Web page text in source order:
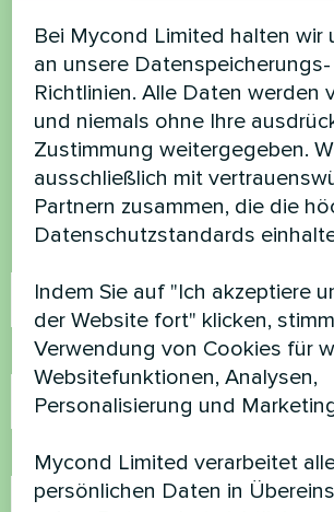
Möchten Sie
haben Sie Fragen?
Kontaktieren Sie uns und wir
helfen
Rufnummer
E-Mail
Bei Mycond Limited halten wir
an unsere
Richtlinien. Alle Daten werden
und niemals ohne Ihre
Zustimmung weitergegeben.
ausschließlich mit
Partnern zusammen, die die
Datenschutzstandards
Indem Sie auf "Ich akzeptiere
der Website fort" klicken,
Verwendung von Cookies für
Websitefunktionen, Analysen,
Personalisierung und
Mycond Limited verarbeitet
persönlichen Daten in